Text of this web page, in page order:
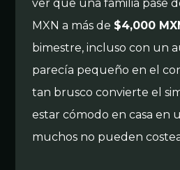
ver que una familia pase
MXN a más de $4,000
bimestre, incluso con un
parecía pequeño en el
tan brusco convierte el
estar cómodo en casa en
muchos no pueden